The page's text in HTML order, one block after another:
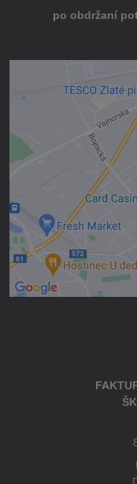
po obdržaní
Externý
Prajete
Povoliť a